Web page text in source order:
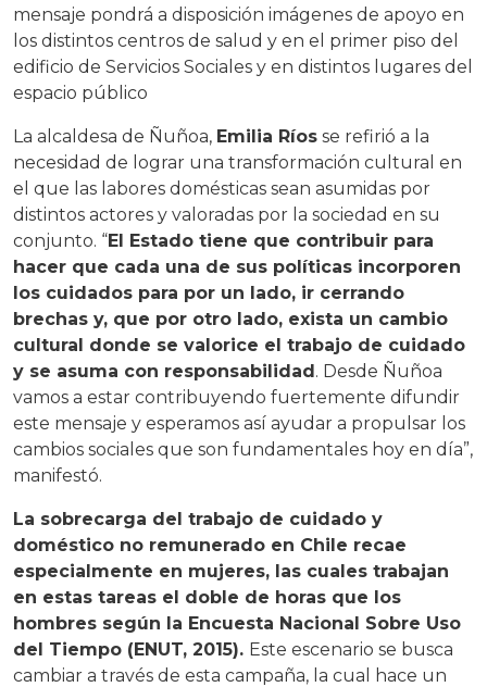
mensaje pondrá a disposición imágenes de apoyo en
los distintos centros de salud y en el primer piso del
edificio de Servicios Sociales y en distintos lugares del
espacio público
La alcaldesa de Ñuñoa, Emilia Ríos se refirió a la
necesidad de lograr una transformación cultural en
el que las labores domésticas sean asumidas por
distintos actores y valoradas por la sociedad en su
conjunto. “El Estado tiene que contribuir para
hacer que cada una de sus políticas incorporen
los cuidados para por un lado, ir cerrando
brechas y, que por otro lado, exista un cambio
cultural donde se valorice el trabajo de cuidado
y se asuma con responsabilidad. Desde Ñuñoa
vamos a estar contribuyendo fuertemente difundir
este mensaje y esperamos así ayudar a propulsar los
cambios sociales que son fundamentales hoy en día”,
manifestó.
La sobrecarga del trabajo de cuidado y
doméstico no remunerado en Chile recae
especialmente en mujeres, las cuales trabajan
en estas tareas el doble de horas que los
hombres según la Encuesta Nacional Sobre Uso
del Tiempo (ENUT, 2015). Este escenario se busca
cambiar a través de esta campaña, la cual hace un